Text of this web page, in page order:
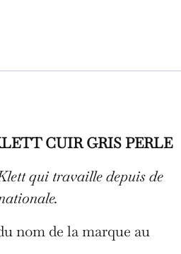
CUIR GRIS PERLE
qui travaille depuis de
nom de la marque au